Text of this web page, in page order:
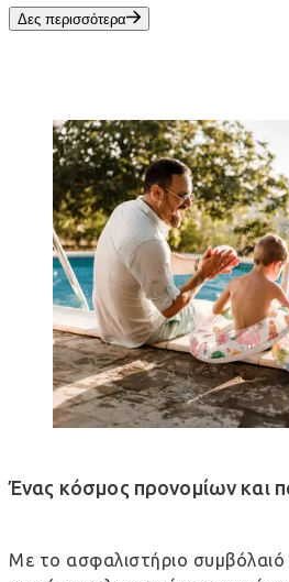
Δες περισσότερα
Ένας κόσμος προνομίων και
Με το ασφαλιστήριο συμβόλαιό